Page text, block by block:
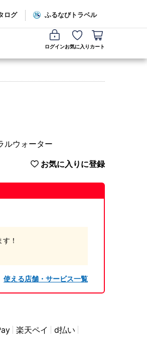
ログ ふるなびトラベル
ログインお気に入り カート
ルウォーター
お気に入りに登録
！
使える店舗・サービス一覧
楽天ペイ
d払い